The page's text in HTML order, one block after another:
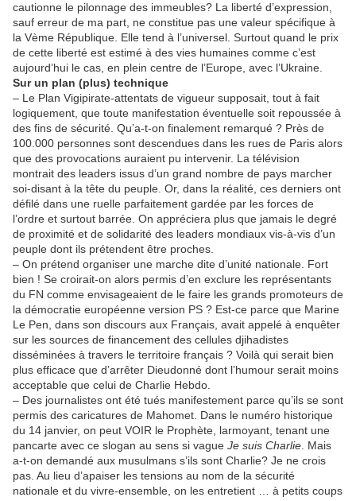
cautionne le pilonnage des immeubles? La liberté d’expression,
sauf erreur de ma part, ne constitue pas une valeur spécifique à
la Vème République. Elle tend à l’universel. Surtout quand le prix
de cette liberté est estimé à des vies humaines comme c’est
aujourd’hui le cas, en plein centre de l’Europe, avec l’Ukraine.
Sur un plan (plus) technique
– Le Plan Vigipirate-attentats de vigueur supposait, tout à fait
logiquement, que toute manifestation éventuelle soit repoussée à
des fins de sécurité. Qu’a-t-on finalement remarqué ? Près de
100.000 personnes sont descendues dans les rues de Paris alors
que des provocations auraient pu intervenir. La télévision
montrait des leaders issus d’un grand nombre de pays marcher
soi-disant à la tête du peuple. Or, dans la réalité, ces derniers ont
défilé dans une ruelle parfaitement gardée par les forces de
l’ordre et surtout barrée. On appréciera plus que jamais le degré
de proximité et de solidarité des leaders mondiaux vis-à-vis d’un
peuple dont ils prétendent être proches.
– On prétend organiser une marche dite d’unité nationale. Fort
bien ! Se croirait-on alors permis d’en exclure les représentants
du FN comme envisageaient de le faire les grands promoteurs de
la démocratie européenne version PS ? Est-ce parce que Marine
Le Pen, dans son discours aux Français, avait appelé à enquêter
sur les sources de financement des cellules djihadistes
disséminées à travers le territoire français ? Voilà qui serait bien
plus efficace que d’arrêter Dieudonné dont l’humour serait moins
acceptable que celui de Charlie Hebdo.
– Des journalistes ont été tués manifestement parce qu’ils se sont
permis des caricatures de Mahomet. Dans le numéro historique
du 14 janvier, on peut VOIR le Prophète, larmoyant, tenant une
pancarte avec ce slogan au sens si vague Je suis Charlie. Mais
a-t-on demandé aux musulmans s’ils sont Charlie? Je ne crois
pas. Au lieu d’apaiser les tensions au nom de la sécurité
nationale et du vivre-ensemble, on les entretient … à petits coups